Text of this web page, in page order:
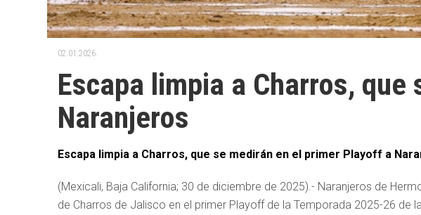
02.01.2026.
Escapa limpia a Charros,
Naranjeros
Escapa limpia a Charros, que se medirán en el primer Playoff a
(Mexicali, Baja California; 30 de diciembre de 2025).- Naranjeros de
de Charros de Jalisco en el primer Playoff de la Temporada 2025-26 de